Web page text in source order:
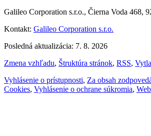
Galileo Corporation s.r.o., Čierna Voda 468,
Kontakt: Galileo Corporation s.r.o.
Posledná aktualizácia: 7. 8. 2026
Zmena vzhľadu, Štruktúra stránok, RSS,
Vyhlásenie o prístupnosti, Za obsah
Cookies, Vyhlásenie o ochrane súkromia,